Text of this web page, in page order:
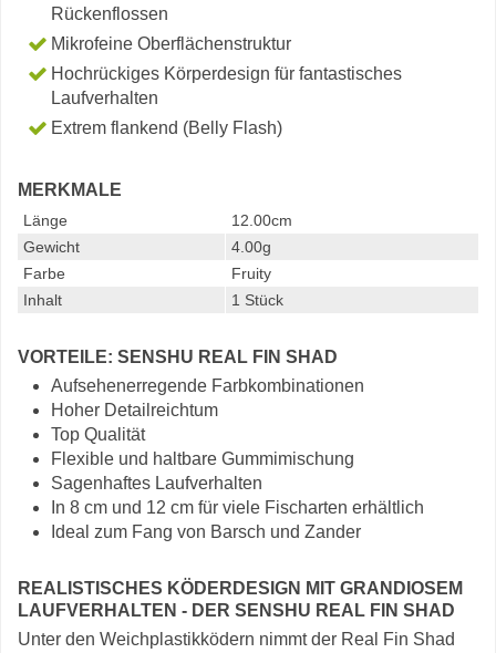
Rückenflossen
Mikrofeine Oberflächenstruktur
Hochrückiges Körperdesign für fantastisches
Laufverhalten
Extrem flankend (Belly Flash)
MERKMALE
Länge
12.00cm
Gewicht
4.00g
Farbe
Fruity
Inhalt
1 Stück
VORTEILE: SENSHU REAL FIN SHAD
Aufsehenerregende Farbkombinationen
Hoher Detailreichtum
Top Qualität
Flexible und haltbare Gummimischung
Sagenhaftes Laufverhalten
In 8 cm und 12 cm für viele Fischarten erhältlich
Ideal zum Fang von Barsch und Zander
REALISTISCHES KÖDERDESIGN MIT GRANDIOSEM
LAUFVERHALTEN - DER SENSHU REAL FIN SHAD
Unter den Weichplastikködern nimmt der Real Fin Shad